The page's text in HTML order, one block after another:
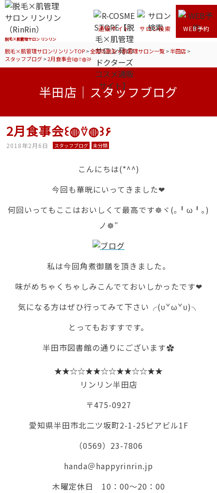
脱毛×肌管理サロン リンリン
通販サイト サロン検索 WEB予約
脱毛×肌管理サロンリンリンTOP>全国の脱毛×肌管理サロン一覧>半田店>
スタッフブログ>2月食事会꒰◍⍢◍꒱۶
半田店｜スタッフブログ
2月食事会꒰◍⍢◍꒱۶
2018年2月6日 スタッフブログ 未分類
こんにちは(*^^)
今回も華晄にいってきました❤
何回いってもここはおいしくて最高です☸ヾ(｡╹ω╹｡)
ノ☸″
私は今回角煮御膳を頂きました。
味がめちゃくちゃしみこんでておいしかったです❤
気になる方はぜひ行ってみて下さい╭(υˇωˇυ)╮
とってもおすすです。
半田市図書館の通りにございます✿
★★☆☆★★☆☆★★☆☆★★
リンリン半田店
〒475-0927
愛知県半田市北二ツ坂町2-1-25ピアビル1F
（0569）23-7806
handa＠happyrinrin.jp
木曜定休日 10：00～20：00